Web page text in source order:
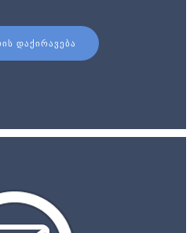
ᲓᲐᲥᲘᲠᲐᲕᲔᲑᲐ